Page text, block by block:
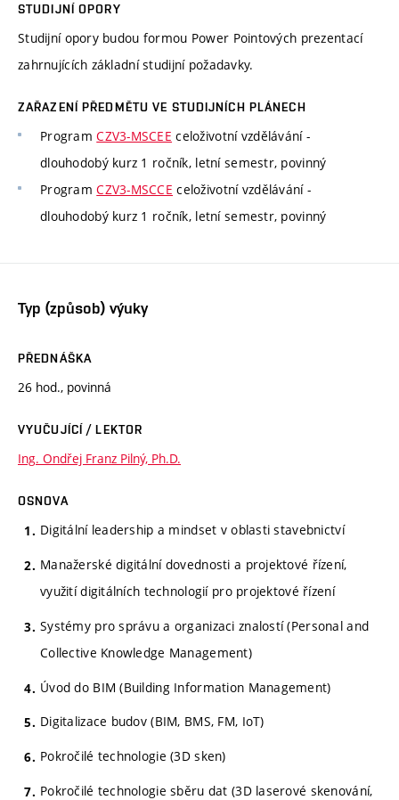
STUDIJNÍ OPORY
Studijní opory budou formou Power Pointových prezentací
zahrnujících základní studijní požadavky.
ZAŘAZENÍ PŘEDMĚTU VE STUDIJNÍCH PLÁNECH
ProgramCZV3-MSCEE celoživotní vzdělávání -
dlouhodobý kurz 1 ročník, letní semestr, povinný
ProgramCZV3-MSCCE celoživotní vzdělávání -
dlouhodobý kurz 1 ročník, letní semestr, povinný
Typ (způsob) výuky
PŘEDNÁŠKA
26 hod., povinná
VYUČUJÍCÍ / LEKTOR
Ing. Ondřej Franz Pilný, Ph.D.
OSNOVA
Digitální leadership a mindset v oblasti stavebnictví
Manažerské digitální dovednosti a projektové řízení,
využití digitálních technologií pro projektové řízení
Systémy pro správu a organizaci znalostí (Personal and
Collective Knowledge Management)
Úvod do BIM (Building Information Management)
Digitalizace budov (BIM, BMS, FM, IoT)
Pokročilé technologie (3D sken)
Pokročilé technologie sběru dat (3D laserové skenování,